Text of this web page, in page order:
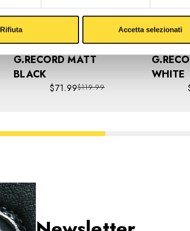
Rifiuta Accetta selezionati
G.RECORD MATT
BLACK
$119.99
$71.99
G.RECORD
WHITE